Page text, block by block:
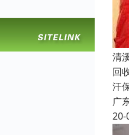
清
回
汗
广
20-